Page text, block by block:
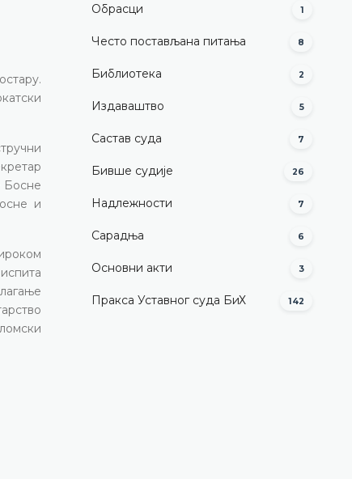
Босне
и
Обрасци 1
Често постављана питања 8
Библиотека 2
Издаваштво 5
Састав суда 7
Бивше судије 26
Надлежности 7
Сарадња 6
Основни акти 3
Пракса Уставног суда БиХ 142